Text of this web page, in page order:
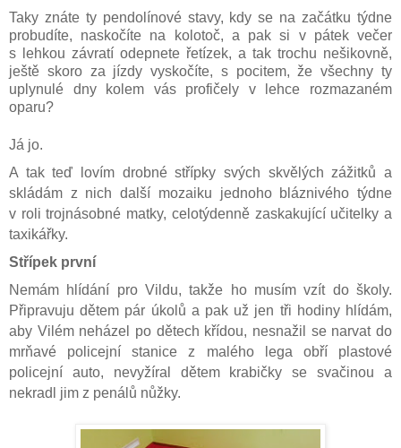
Taky znáte ty pendolínové stavy, kdy se na začátku týdne
probudíte, naskočíte na kolotoč, a pak si v pátek večer
s lehkou závratí odepnete řetízek, a tak trochu nešikovně,
ještě skoro za jízdy vyskočíte, s pocitem, že všechny ty
uplynulé dny kolem vás profičely v lehce rozmazaném
oparu?
Já jo.
A tak teď lovím drobné střípky svých skvělých zážitků a
skládám z nich další mozaiku jednoho bláznivého týdne
v roli trojnásobné matky, celotýdenně zaskakující učitelky a
taxikářky.
Střípek první
Nemám hlídání pro Vildu, takže ho musím vzít do školy.
Připravuju dětem pár úkolů a pak už jen tři hodiny hlídám,
aby Vilém neházel po dětech křídou, nesnažil se narvat do
mrňavé policejní stanice z malého lega obří plastové
policejní auto, nevyžíral dětem krabičky se svačinou a
nekradl jim z penálů nůžky.